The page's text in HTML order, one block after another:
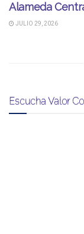
Alameda
JULIO 29, 2026
Escucha Valor